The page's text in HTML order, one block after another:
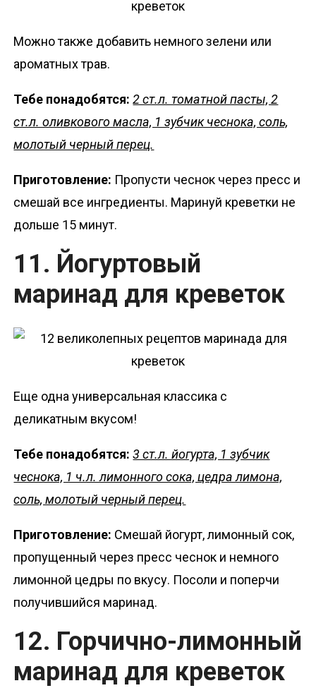
Можно также добавить немного зелени или
ароматных трав.
Тебе понадобятся:2 ст.л. томатной пасты, 2
ст.л. оливкового масла, 1 зубчик чеснока, соль,
молотый черный перец.
Приготовление: Пропусти чеснок через пресс и
смешай все ингредиенты. Маринуй креветки не
дольше 15 минут.
11. Йогуртовый
маринад для креветок
Еще одна универсальная классика с
деликатным вкусом!
Тебе понадобятся:3 ст.л. йогурта, 1 зубчик
чеснока, 1 ч.л. лимонного сока, цедра лимона,
соль, молотый черный перец.
Приготовление: Смешай йогурт, лимонный сок,
пропущенный через пресс чеснок и немного
лимонной цедры по вкусу. Посоли и поперчи
получившийся маринад.
12. Горчично-лимонный
маринад для креветок